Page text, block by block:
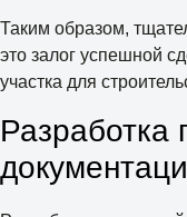
Таким образом,
это залог успешной
участка для
Разработка